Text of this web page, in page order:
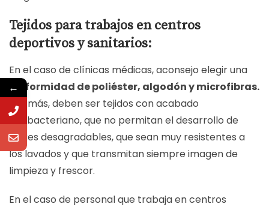
Tejidos para trabajos en centros
deportivos y sanitarios:
En el caso de clínicas médicas, aconsejo elegir una
uniformidad de poliéster, algodón y microfibras.
Además, deben ser tejidos con acabado
antibacteriano, que no permitan el desarrollo de
olores desagradables, que sean muy resistentes a
los lavados y que transmitan siempre imagen de
limpieza y frescor.
En el caso de personal que trabaja en centros
←